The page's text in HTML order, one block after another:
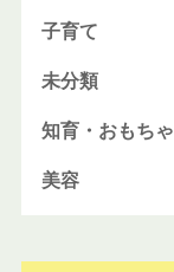
子育て
未分類
知育・おもちゃ
美容